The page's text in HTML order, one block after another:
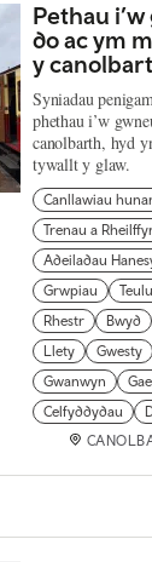
Pethau
do ac ym
y
Syniadau
phethau i’w
canolbarth, hyd
tywallt y glaw.
Canllawiau
Trenau a
Adeiladau
Grwpiau
Teulu
Rhestr
Bwyd
Llety
Gwesty
Gwanwyn
Celfyddydau